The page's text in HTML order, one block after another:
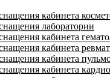
кабинета
лаборатории
кабинета
кабинета
кабинета
кабинета